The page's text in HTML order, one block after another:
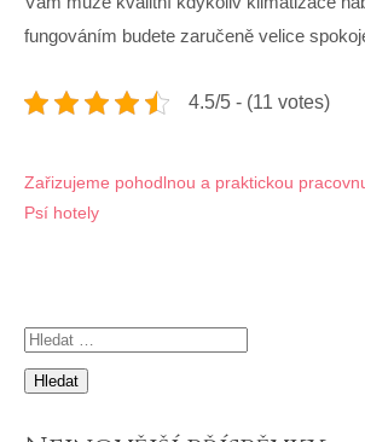
fungováním budete zaručeně velice
4.5/5 - (11 votes)
Navigace
pro
Zařizujeme pohodlnou a praktickou
Psí hotely
Vyhledávání